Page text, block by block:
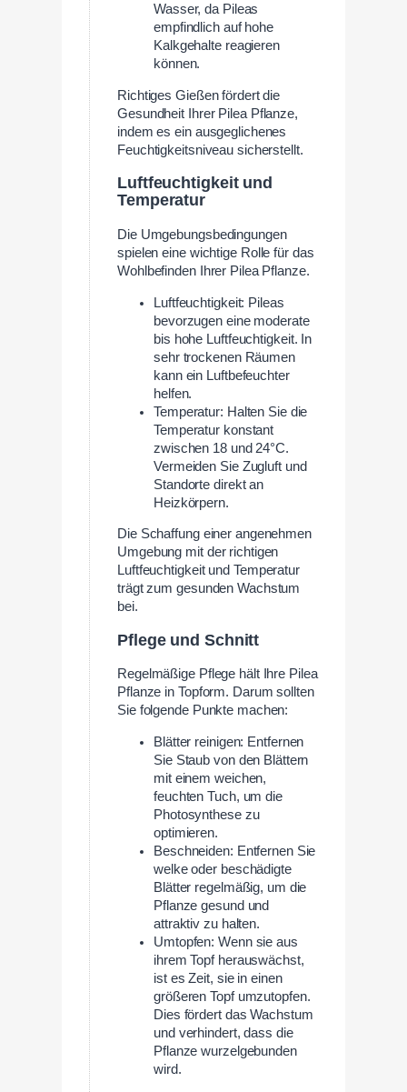
Wasser, da Pileas
empfindlich auf hohe
Kalkgehalte reagieren
können.
Richtiges Gießen fördert die
Gesundheit Ihrer Pilea Pflanze,
indem es ein ausgeglichenes
Feuchtigkeitsniveau sicherstellt.
Luftfeuchtigkeit und
Temperatur
Die Umgebungsbedingungen
spielen eine wichtige Rolle für das
Wohlbefinden Ihrer Pilea Pflanze.
Luftfeuchtigkeit: Pileas
bevorzugen eine moderate
bis hohe Luftfeuchtigkeit. In
sehr trockenen Räumen
kann ein Luftbefeuchter
helfen.
Temperatur: Halten Sie die
Temperatur konstant
zwischen 18 und 24°C.
Vermeiden Sie Zugluft und
Standorte direkt an
Heizkörpern.
Die Schaffung einer angenehmen
Umgebung mit der richtigen
Luftfeuchtigkeit und Temperatur
trägt zum gesunden Wachstum
bei.
Pflege und Schnitt
Regelmäßige Pflege hält Ihre Pilea
Pflanze in Topform. Darum sollten
Sie folgende Punkte machen:
Blätter reinigen: Entfernen
Sie Staub von den Blättern
mit einem weichen,
feuchten Tuch, um die
Photosynthese zu
optimieren.
Beschneiden: Entfernen Sie
welke oder beschädigte
Blätter regelmäßig, um die
Pflanze gesund und
attraktiv zu halten.
Umtopfen: Wenn sie aus
ihrem Topf herauswächst,
ist es Zeit, sie in einen
größeren Topf umzutopfen.
Dies fördert das Wachstum
und verhindert, dass die
Pflanze wurzelgebunden
wird.